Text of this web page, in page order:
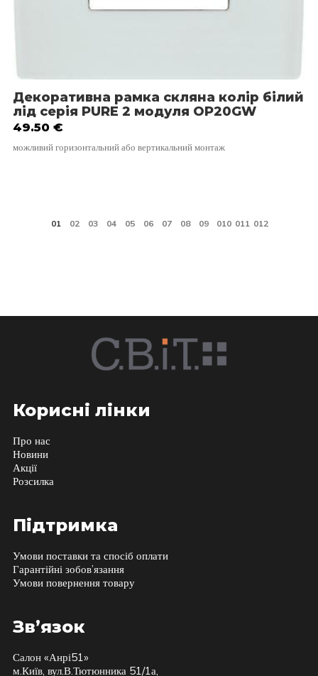
Декоративна рамка скляна колір білий
лід серія PURE 2 модуля OP20GW
49.50 €
можливий горизонтальний або вертикальний монтаж
Корисні лінки
Про нас
Новини
Акції
Розсилка
Підтримка
Умови поставки та спосіб оплати
Гарантійні зобов’язання
Умови повернення товару
Зв’язок
Салон «Анрі51»
м.Київ, вул.В.Тютюнника 51/1а,